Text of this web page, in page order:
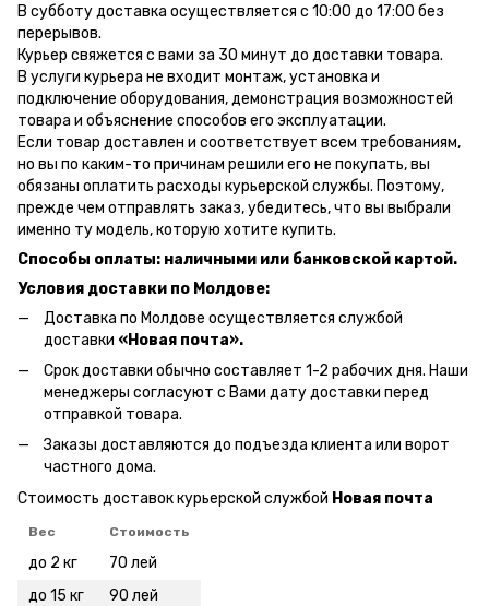
В субботу доставка осуществляется с 10:00 до 17:00 без
перерывов.
Курьер свяжется с вами за 30 минут до доставки товара.
В услуги курьера не входит монтаж, установка и
подключение оборудования, демонстрация возможностей
товара и объяснение способов его эксплуатации.
Если товар доставлен и соответствует всем требованиям,
но вы по каким-то причинам решили его не покупать, вы
обязаны оплатить расходы курьерской службы. Поэтому,
прежде чем отправлять заказ, убедитесь, что вы выбрали
именно ту модель, которую хотите купить.
Способы оплаты: наличными или банковской картой.
Условия доставки по Молдове:
Доставка по Молдове осуществляется службой
доставки «Новая почта».
Срок доставки обычно составляет 1-2 рабочих дня. Наши
менеджеры согласуют с Вами дату доставки перед
отправкой товара.
Заказы доставляются до подъезда клиента или ворот
частного дома.
Стоимость доставок курьерской службой Новая почта
Вес Стоимость
до 2 кг
70 лей
до 15 кг
90 лей